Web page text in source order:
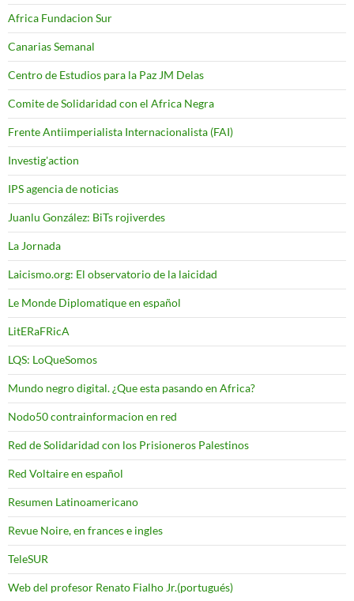
Africa Fundacion Sur
Canarias Semanal
Centro de Estudios para la Paz JM Delas
Comite de Solidaridad con el Africa Negra
Frente Antiimperialista Internacionalista (FAI)
Investig'action
IPS agencia de noticias
Juanlu González: BiTs rojiverdes
La Jornada
Laicismo.org: El observatorio de la laicidad
Le Monde Diplomatique en español
LitERaFRicA
LQS: LoQueSomos
Mundo negro digital. ¿Que esta pasando en Africa?
Nodo50 contrainformacion en red
Red de Solidaridad con los Prisioneros Palestinos
Red Voltaire en español
Resumen Latinoamericano
Revue Noire, en frances e ingles
TeleSUR
Web del profesor Renato Fialho Jr.(portugués)